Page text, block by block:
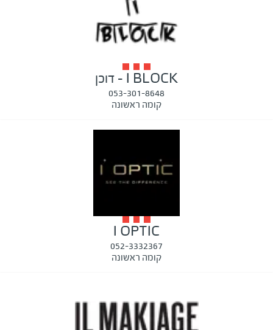
I BLOCK - דוכן
053-301-8648
קומה ראשונה
I OPTIC
052-3332367
קומה ראשונה